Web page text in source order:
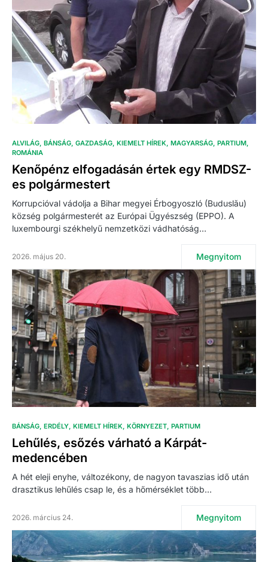
ALVILÁG BÁNSÁG GAZDASÁG KIEMELT HÍREK MAGYARSÁG PARTIUM
ROMÁNIA
Kenőpénz elfogadásán értek egy RMDSZ-
es polgármestert
Korrupcióval vádolja a Bihar megyei Érbogyoszló (Buduslău)
község polgármesterét az Európai Ügyészség (EPPO). A
luxembourgi székhelyű nemzetközi vádhatóság…
2026. május 20. Megnyitom
BÁNSÁG ERDÉLY KIEMELT HÍREK KÖRNYEZET PARTIUM
Lehűlés, esőzés várható a Kárpát-
medencében
A hét eleji enyhe, változékony, de nagyon tavaszias idő után
drasztikus lehűlés csap le, és a hőmérséklet több…
2026. március 24. Megnyitom